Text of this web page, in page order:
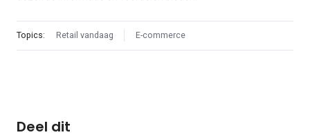
Topics: Retail vandaag E-commerce
Deel dit